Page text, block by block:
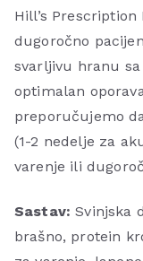
Hill’s
dugoročno
svarljivu hranu
optimalan
preporučujemo
(1-2 nedelje za
varenje ili
Sastav: Svinjska
brašno, protein